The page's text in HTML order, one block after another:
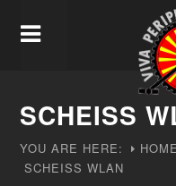
SCHEISS
YOU ARE HERE: HOME
SCHEISS WLAN